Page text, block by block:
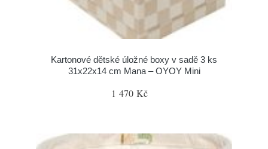
Kartonové dětské úložné boxy v sadě 3 ks
31x22x14 cm Mana – OYOY Mini
1 470 Kč